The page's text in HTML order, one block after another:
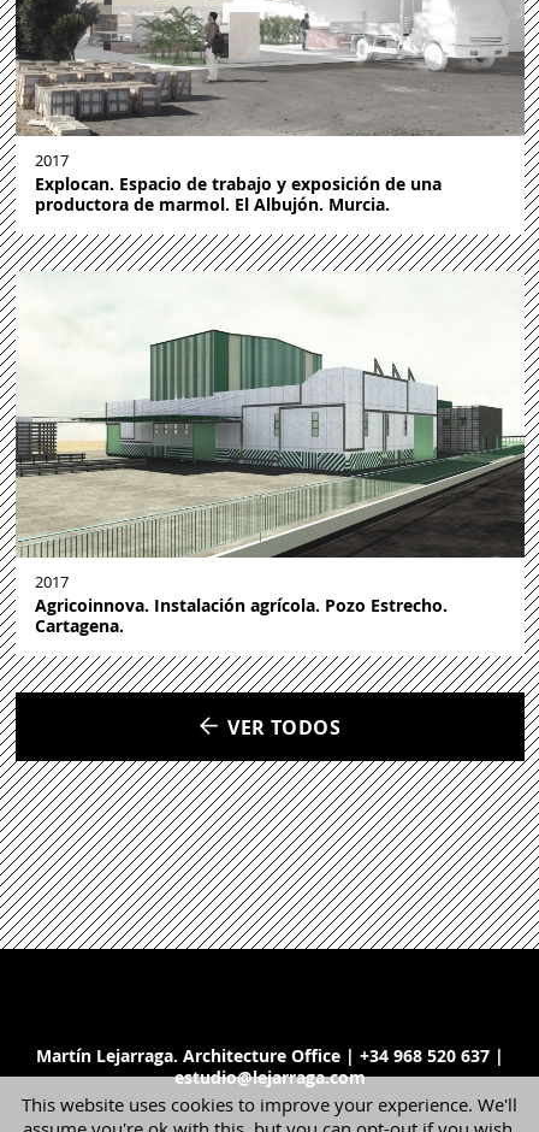
2017
Explocan. Espacio de trabajo y exposición de una
productora de marmol. El Albujón. Murcia.
2017
Agricoinnova. Instalación agrícola. Pozo Estrecho.
Cartagena.
VER TODOS
Martín Lejarraga. Architecture Office | +34 968 520 637 |
estudio@lejarraga.com
This website uses cookies to improve your experience. We'll